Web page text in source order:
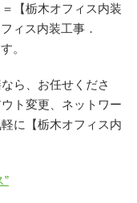
【栃木オフィス内装
ィス内装工事．
。
ら、お任せくださ
ト変更、ネットワー
に【栃木オフィス内
”